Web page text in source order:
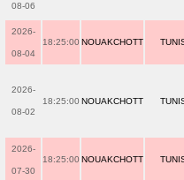
08-06
2026-
08-04
18:25:00 NOUAKCHOTT
2026-
08-02
18:25:00 NOUAKCHOTT
2026-
07-30
18:25:00 NOUAKCHOTT